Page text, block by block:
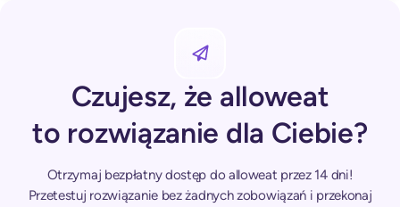
Czujesz, że alloweat
to rozwiązanie dla Ciebie?
Otrzymaj bezpłatny dostęp do alloweat przez 14 dni!
Przetestuj rozwiązanie bez żadnych zobowiązań i przekonaj